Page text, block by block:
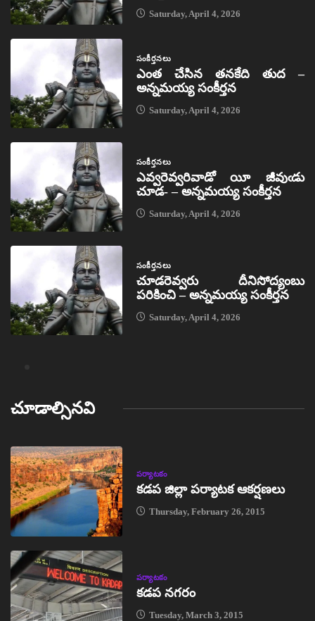
Saturday, April 4, 2026
సంకీర్తనలు
ఎంత చేసిన తనకేది తుద –
అన్నమయ్య సంకీర్తన
Saturday, April 4, 2026
సంకీర్తనలు
ఎవ్వరెవ్వరివాడో యీ జీవుఁడు
చూడ- – అన్నమయ్య సంకీర్తన
Saturday, April 4, 2026
సంకీర్తనలు
చూడరెవ్వరు దీనిసోద్యంబు
పరికించి – అన్నమయ్య సంకీర్తన
Saturday, April 4, 2026
చూడాల్సినవి
పర్యాటకం
కడప జిల్లా పర్యాటక ఆకర్షణలు
Thursday, February 26, 2015
పర్యాటకం
కడప నగరం
Tuesday, March 3, 2015